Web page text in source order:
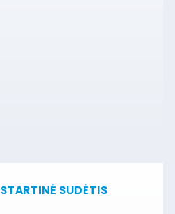
STARTINĖ SUDĖTIS